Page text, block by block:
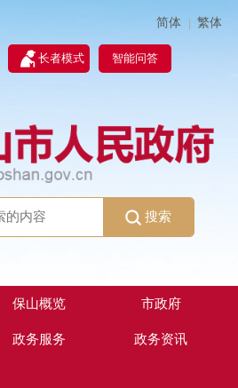
简体 | 繁体
长者模式 智能问答
搜索
保山概览 市政府
政务服务 政务资讯